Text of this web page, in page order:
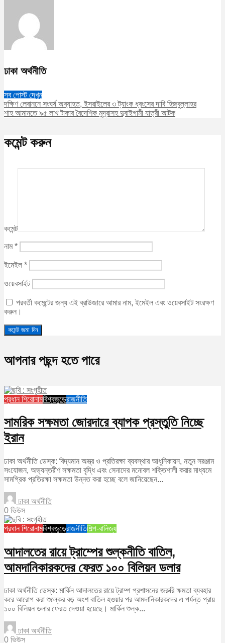
ঢাকা অর্থনীতি
সব পোস্ট দেখুন
দক্ষিণ লেবাননে সংঘর্ষ অব্যাহত, ইসরাইলের ৩ ট্যাংক ধ্বংসের দাবি হিজবুল্লাহর
শাহ আমানতে ৯৫ লাখ টাকার বৈদেশিক মুদ্রাসহ দুবাইগামী যাত্রী আটক
কমেন্ট করুন
কমেন্ট
নাম*
ইমেইল *
ওয়েবসাইট
পরবর্তী কমেন্টের জন্য এই ব্রাউজারে আমার নাম, ইমেইল এবং ওয়েবসাইট সংরক্ষণ
করুন।
আপনার পছন্দ হতে পারে
প্রধান শিরোনামবিশ্বজুড়েরাজনীতি
সামরিক সক্ষমতা জোরদারে ব্যাপক প্রস্তুতি নিচ্ছে
ইরান
ঢাকা অর্থনীতি ডেস্ক: বিদ্যমান অস্ত্র ও প্রতিরক্ষা ব্যবস্থার আধুনিকায়ন, নতুন সরঞ্জাম
সংযোজন, অভ্যন্তরীণ সক্ষমতা বৃদ্ধি এবং সেনাদের মনোবল শক্তিশালী করার মাধ্যমে
সামগ্রিক প্রতিরক্ষা সক্ষমতা উন্নত করা হচ্ছে বলে জানিয়েছেন...
ঢাকা অর্থনীতি
0 ভিউস
প্রধান শিরোনামবিশ্বজুড়েরাজনীতিশিল্প-বানিজ্য
আদালতের রায়ে ট্রাম্পের শুল্কনীতি বাতিল,
আমদানিকারকদের ফেরত ১০০ বিলিয়ন ডলার
ঢাকা অর্থনীতি ডেস্ক: মার্কিন আদালতের রায়ে ট্রাম্প প্রশাসনের জরুরি ক্ষমতা ব্যবহার
করে আরোপ করা শুল্কের বড় অংশ বাতিল হওয়ার পর আমদানিকারকদের এ পর্যন্ত প্রায়
১০০ বিলিয়ন ডলার ফেরত দেওয়া হয়েছে। মার্কিন শুল্ক...
ঢাকা অর্থনীতি
0 ভিউস